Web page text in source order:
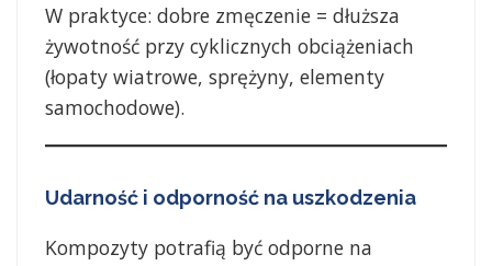
W praktyce: dobre zmęczenie = dłuższa
żywotność przy cyklicznych obciążeniach
(łopaty wiatrowe, sprężyny, elementy
samochodowe).
Udarność i odporność na uszkodzenia
Kompozyty potrafią być odporne na